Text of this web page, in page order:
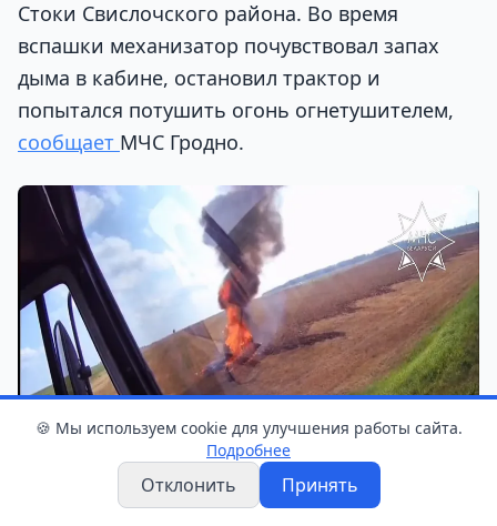
Стоки Свислочского района. Во время
вспашки механизатор почувствовал запах
дыма в кабине, остановил трактор и
попытался потушить огонь огнетушителем,
сообщает МЧС Гродно.
🍪 Мы используем cookie для улучшения работы сайта.
Подробнее
Отклонить Принять